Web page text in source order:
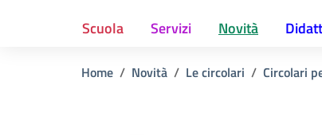
Scuola Servizi Novità
Home Novità Le circolari Circolari